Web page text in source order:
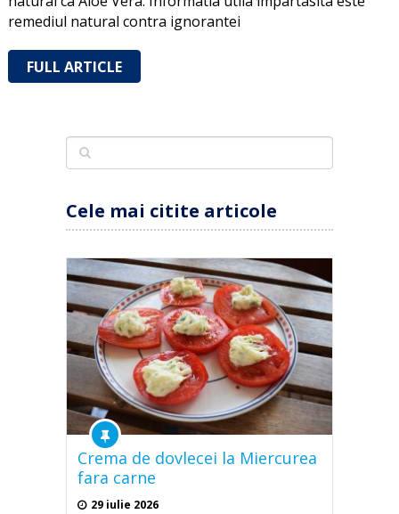
remediul natural contra ignorantei
FULL ARTICLE
Cele mai citite articole
Crema de dovlecei la Miercurea
fara carne
29 iulie 2026